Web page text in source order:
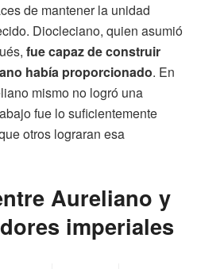
de mantener la unidad
Diocleciano, quien asumió
fue capaz de construir
había proporcionado. En
mismo no logró una
fue lo suficientemente
otros lograran esa
Aureliano y
imperiales